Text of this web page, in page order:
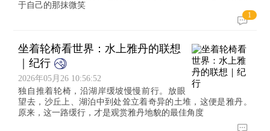
于自己的那抹微笑
1
坐着轮椅看世界：水上雅丹的联想
｜纪行
2026年05月26 10:56:52
独自推着轮椅，沿湖岸缓坡慢慢前行。放眼
望去，沙丘上、湖泊中到处耸立着奇异的土堆，这便是雅丹。
原来，这一路缓行，才是观赏雅丹地貌的最佳角度